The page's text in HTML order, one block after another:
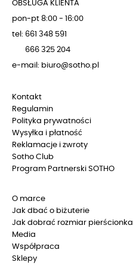
OBSŁUGA KLIENTA
pon-pt 8:00 - 16:00
tel: 661 348 591
666 325 204
e-mail: biuro@sotho.pl
Kontakt
Regulamin
Polityka prywatności
Wysyłka i płatność
Reklamacje i zwroty
Sotho Club
Program Partnerski SOTHO
O marce
Jak dbać o biżuterie
Jak dobrać rozmiar pierścionka
Media
Współpraca
Sklepy